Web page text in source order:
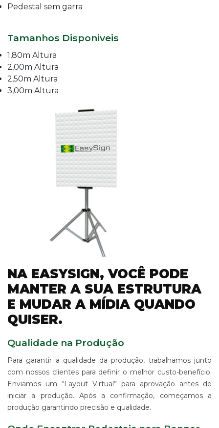
Pedestal sem garra
Tamanhos Disponiveis
1,80m Altura
2,00m Altura
2,50m Altura
3,00m Altura
NA EASYSIGN, VOCÊ PODE
MANTER A SUA ESTRUTURA
E MUDAR A MÍDIA QUANDO
QUISER.
Qualidade na Produção
Para garantir a qualidade da produção, trabalhamos junto
com nossos clientes para definir o melhor custo-benefício.
Enviamos um “Layout Virtual” para aprovação antes de
iniciar a produção. Após a confirmação, começamos a
produção garantindo precisão e qualidade.